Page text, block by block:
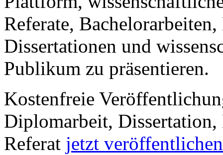
Referate,
Dissertationen und
Publikum zu präsentieren.
Kostenfreie
Diplomarbeit,
Referat jetzt